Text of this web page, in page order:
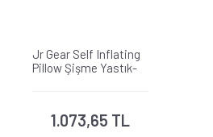
Jr Gear Self Inflating
Pillow Şişme Yastık-
1.073,65 TL